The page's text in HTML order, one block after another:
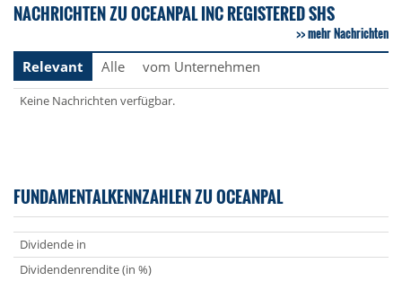
NACHRICHTEN ZU OCEANPAL INC REGISTERED SHS
mehr Nachrichten
Relevant
Alle vom Unternehmen
Keine Nachrichten verfügbar.
FUNDAMENTALKENNZAHLEN ZU OCEANPAL
Dividende in
Dividendenrendite (in %)